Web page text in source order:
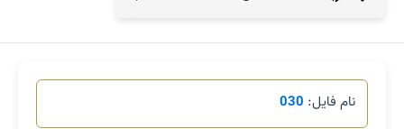
نام فایل: 030